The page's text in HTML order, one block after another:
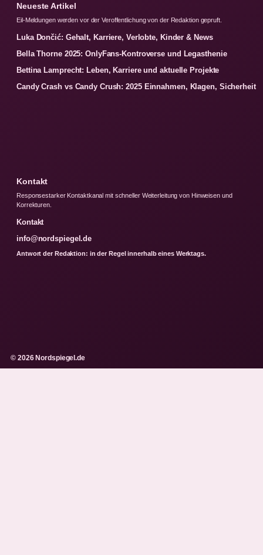
Neueste Artikel
Eil-Meldungen werden vor der Veroffentlichung von der Redaktion gepruft.
Luka Dončić: Gehalt, Karriere, Verlobte, Kinder & News
Bella Thorne 2025: OnlyFans-Kontroverse und Legasthenie
Bettina Lamprecht: Leben, Karriere und aktuelle Projekte
Candy Crash vs Candy Crush: 2025 Einnahmen, Klagen, Sicherheit
Kontakt
Responsestarker Kontaktkanal mit schneller Weiterleitung von Hinweisen und
Korrekturen.
Kontakt
info@nordspiegel.de
Antwort der Redaktion: in der Regel innerhalb eines Werktags.
© 2026 Nordspiegel.de